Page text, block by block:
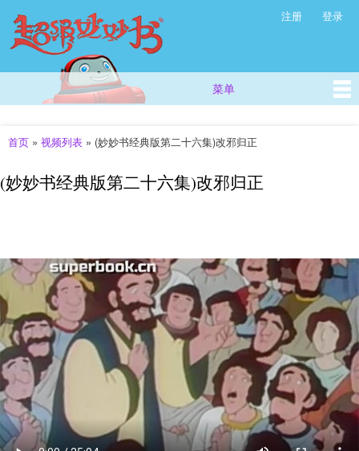
转
到
内
次级菜单 注册 登录
超
级
妙
妙
(西
儿
故
事
童
早
教
视
频
_
教
育
类
卡
通)
菜单
你在这里
首页 » 视频列表 » (妙妙书经典版第二十六集)改邪归正
(妙妙书经典版第二十六集)改邪归正